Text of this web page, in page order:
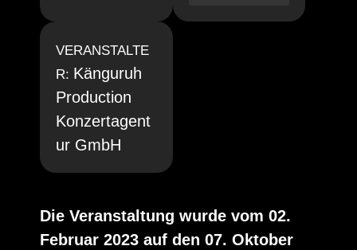
VERANSTALTE
R: Känguruh
Production
Konzertagent
ur GmbH
Die Veranstaltung wurde vom 02.
Februar 2023 auf den 07. Oktober